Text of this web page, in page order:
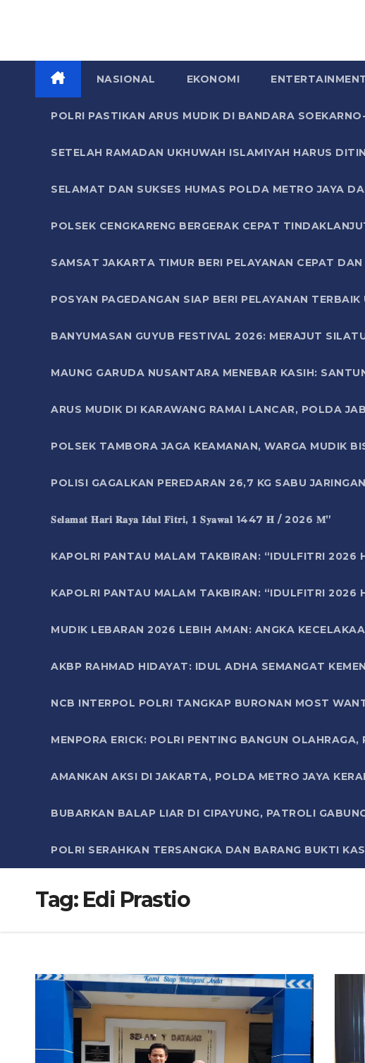
NASIONAL EKONOMI
POLRI PASTIKAN ARUS MUDIK DI BANDARA
SETELAH RAMADAN UKHUWAH ISLAMIYAH HARUS
SELAMAT DAN SUKSES HUMAS POLDA METRO JAYA
POLSEK CENGKARENG BERGERAK CEPAT
SAMSAT JAKARTA TIMUR BERI PELAYANAN CEPAT
POSYAN PAGEDANGAN SIAP BERI PELAYANAN
BANYUMASAN GUYUB FESTIVAL 2026: MERAJUT
MAUNG GARUDA NUSANTARA MENEBAR KASIH:
ARUS MUDIK DI KARAWANG RAMAI LANCAR, POLDA
POLSEK TAMBORA JAGA KEAMANAN, WARGA MUDIK
POLISI GAGALKAN PEREDARAN 26,7 KG SABU
𝐒𝐞𝐥𝐚𝐦𝐚𝐭 𝐇𝐚𝐫𝐢 𝐑𝐚𝐲𝐚 𝐈𝐝𝐮𝐥 𝐅𝐢𝐭𝐫𝐢, 𝟏 𝐒𝐲𝐚𝐰𝐚𝐥 1447 𝐇 / 2026 𝐌”
KAPOLRI PANTAU MALAM TAKBIRAN: “IDULFITRI 2026
KAPOLRI PANTAU MALAM TAKBIRAN: “IDULFITRI 2026
MUDIK LEBARAN 2026 LEBIH AMAN: ANGKA
AKBP RAHMAD HIDAYAT: IDUL ADHA SEMANGAT
NCB INTERPOL POLRI TANGKAP BURONAN MOST
MENPORA ERICK: POLRI PENTING BANGUN
AMANKAN AKSI DI JAKARTA, POLDA METRO JAYA
BUBARKAN BALAP LIAR DI CIPAYUNG, PATROLI
POLRI SERAHKAN TERSANGKA DAN BARANG BUKTI
Tag: Edi Prastio